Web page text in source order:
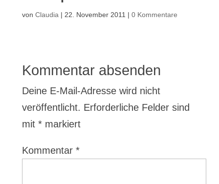
von Claudia | 22. November 2011 | 0 Kommentare
Kommentar absenden
Deine E-Mail-Adresse wird nicht
veröffentlicht. Erforderliche Felder sind
mit *markiert
Kommentar *